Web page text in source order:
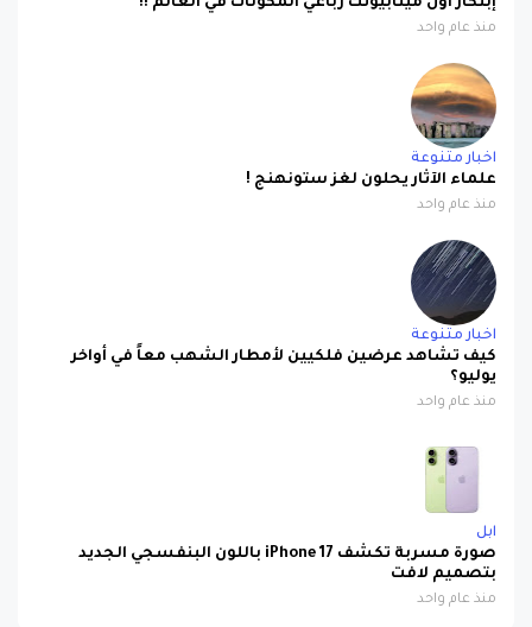
اخبار متنوعة
علماء الآثار يحلون لغز ستونهنج !
منذ عام واحد
اخبار متنوعة
كيف تشاهد عرضين فلكيين لأمطار الشهب معاً في أواخر
يوليو؟
منذ عام واحد
بتصميم لافت
منذ عام واحد